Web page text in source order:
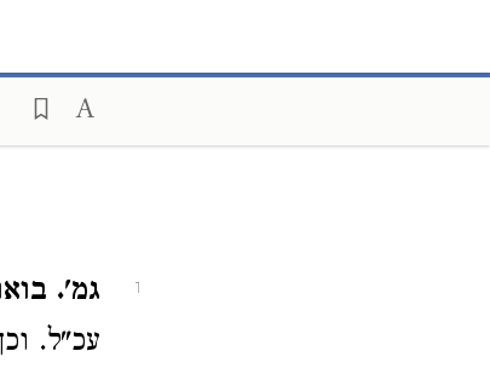
1 גמ'.
עכ"ל.